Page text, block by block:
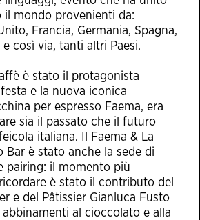
mondo provenienti da:
Francia, Germania, Spagna,
e così via, tanti altri Paesi.
è stato il protagonista
e la nuova iconica
per espresso Faema, era
sia il passato che il futuro
italiana. Il Faema & La
Bar è stato anche la sede di
pairing: il momento più
è stato il contributo del
e del Pâtissier Gianluca Fusto
al cioccolato e alla